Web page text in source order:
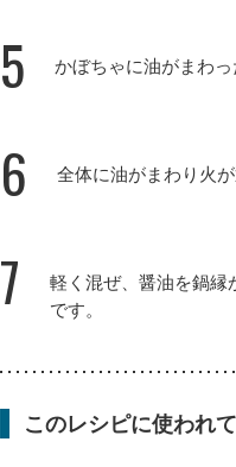
5 かぼちゃに油がまわ
6 全体に油がまわり火
7
軽く混ぜ、醤油を鍋縁
です。
このレシピに使われ